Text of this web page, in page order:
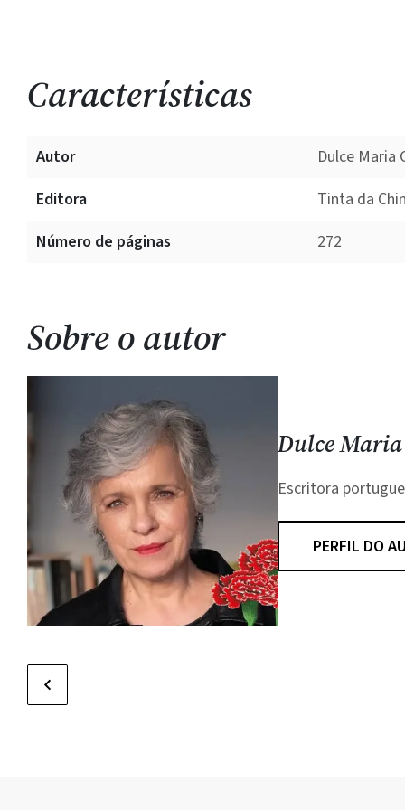
Características
Autor
Dulce Maria
Editora
Tinta da
Número de páginas
272
Sobre o autor
Dulce
Escritora
PERFIL DO